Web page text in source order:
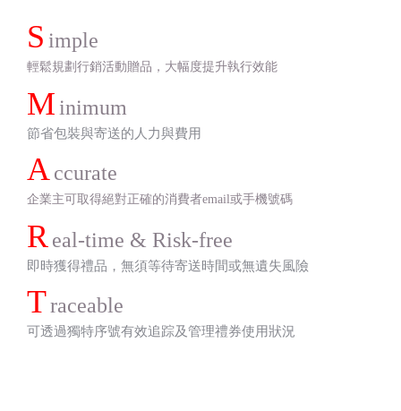
S imple
輕鬆規劃行銷活動贈品，大幅度提升執行效能
Minimum
節省包裝與寄送的人力與費用
Accurate
企業主可取得絕對正確的消費者email或手機號碼
Real-time & Risk-free
即時獲得禮品，無須等待寄送時間或無遺失風險
Traceable
可透過獨特序號有效追踪及管理禮券使用狀況